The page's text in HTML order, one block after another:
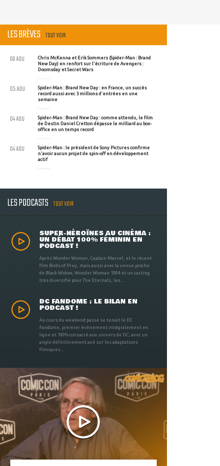
LES BRÈVES TOUT VOIR
Chris McKenna et Erik Sommers (Spider-Man : Brand
New Day) en renfort sur l'écriture de Avengers :
Doomsday et Secret Wars
06 AOU
Spider-Man : Brand New Day : en France, un succès
record aussi avec 3 millions d'entrées en une
semaine
05 AOU
Spider-Man : Brand New Day : comme attendu, le film
de Destin Daniel Cretton dépasse le milliard au box-
office en un temps record
04 AOU
Spider-Man : le président de Sony Pictures confirme
n'avoir aucun projet de spin-off en développement
actif
04 AOU
LES PODCASTS TOUT VOIR
SUPER-HÉROÏNES AU CINÉMA :
UN DÉBAT 100% FÉMININ EN
PODCAST !
Après Wonder Woman, Captain Marvel, et le récent
film Birds of Prey, mais aussi avec la venue proche
de Black Widow, Wonder Woman 1984 et un casting
très diversifié pour The Eternals, les ...
DC FANDOME : LE BILAN EN
PODCAST !
Au cours du weekend passé se tenait le DC
Fandome, premier évènement intégralement en
ligne et 100% consacré aux univers de DC, avec un
angle définitivement axé sur les adaptations
filmiques ...